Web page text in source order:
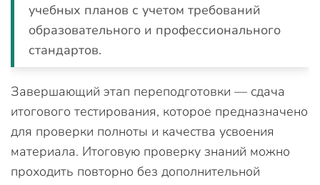
учебных планов с учетом требований
образовательного и профессионального
стандартов.
Завершающий этап переподготовки — сдача
итогового тестирования, которое предназначено
для проверки полноты и качества усвоения
материала. Итоговую проверку знаний можно
проходить повторно без дополнительной